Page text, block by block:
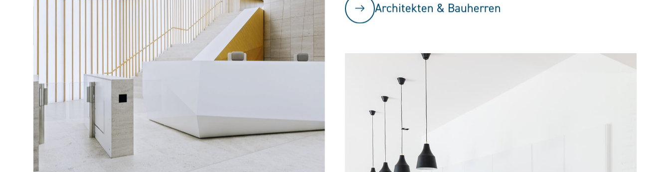
Architekten & Bauherren